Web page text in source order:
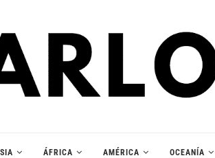
ÁFRICA AMÉRICA OCEANÍA